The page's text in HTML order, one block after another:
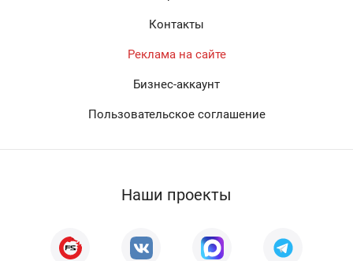
Контакты
Реклама на сайте
Бизнес-аккаунт
Пользовательское соглашение
Наши проекты